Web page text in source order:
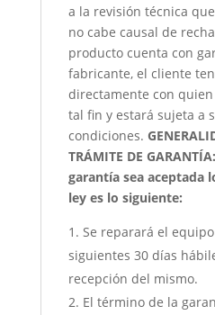
a la revisión técnica
no cabe causal de
producto cuenta con
fabricante, el cliente
directamente con
tal fin y estará sujeta a
condiciones.
TRÁMITE DE GARANTÍA:
garantía sea aceptada
ley es lo siguiente:
Se reparará el
siguientes 30 días
recepción del mismo.
El término de la